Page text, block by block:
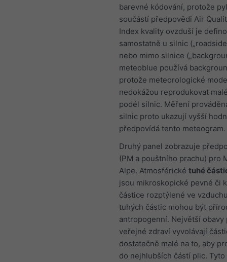
barevné kódování, protože
součástí předpovědi Air
Index kvality ovzduší je
samostatně u silnic
nebo mimo silnice
meteoblue používá
protože meteorologické
nedokážou reprodukovat
podél silnic. Měření
silnic proto ukazují vyšší
předpovídá tento meteogram.
Druhý panel zobrazuje
(PM a pouštního prachu) pro
Alpe. Atmosférické tuhé
jsou mikroskopické pevné či
částice rozptýlené ve
tuhých částic mohou být
antropogenní. Největší obavy
veřejné zdraví vyvolávají
dostatečně malé na to, aby
do nejhlubších částí plic. Tyto